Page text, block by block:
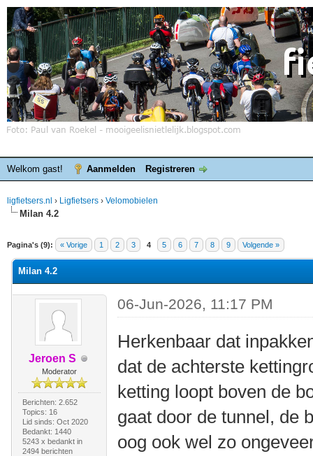
Welkom gast! Aanmelden Registreren
ligfietsers.nl › Ligfietsers › Velomobielen
Milan 4.2
Pagina's (9): « Vorige 1 2 3 4 5 6 7 8 9 Volgende »
waardering is 0
Milan 4.2
Jeroen S
Moderator
Berichten: 2.652
Topics: 16
Lid sinds: Oct 2020
Bedankt: 1440
5243 x bedankt in
2494 berichten
06-Jun-2026, 11:17 PM
Herkenbaar dat
dat de achterste
ketting loopt boven de
gaat door de tunnel, de
oog ook wel zo